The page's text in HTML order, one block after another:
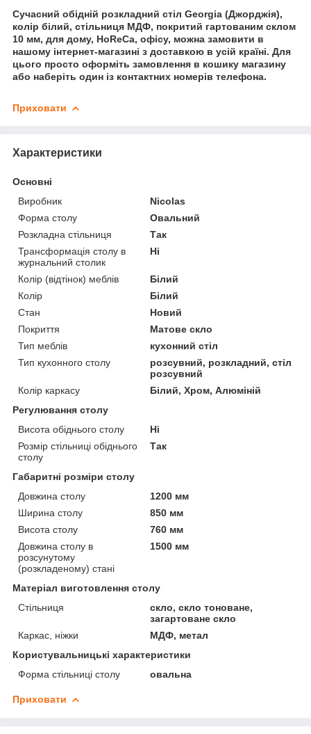
Сучасний обідній розкладний стіл Georgia (Джорджія),
колір білий, стільниця МДФ, покритий гартованим склом
10 мм, для дому, HoReCa, офісу, можна замовити в
нашому інтернет-магазині з доставкою в усій країні. Для
цього просто оформіть замовлення в кошику магазину
або наберіть один із контактних номерів телефона.
Приховати
Характеристики
Основні
Виробник
Nicolas
Форма столу
Овальний
Розкладна стільниця
Так
Трансформація столу в
журнальний столик
Ні
Колір (відтінок) меблів
Білий
Колір
Білий
Стан
Новий
Покриття
Матове скло
Тип меблів
кухонний стіл
Тип кухонного столу
розсувний, розкладний, стіл
розсувний
Колір каркасу
Білий, Хром, Алюміній
Регулювання столу
Висота обіднього столу
Ні
Розмір стільниці обіднього
столу
Так
Габаритні розміри столу
Довжина столу
1200 мм
Ширина столу
850 мм
Висота столу
760 мм
Довжина столу в
розсунутому
(розкладеному) стані
1500 мм
Матеріал виготовлення столу
Стільниця
скло, скло тоноване,
загартоване скло
Каркас, ніжки
МДФ, метал
Користувальницькі характеристики
Форма стільниці столу
овальна
Приховати